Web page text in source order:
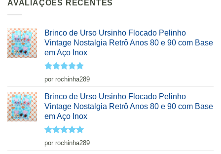
AVALIAÇÕES RECENTES
Brinco de Urso Ursinho Flocado Pelinho
Vintage Nostalgia Retrô Anos 80 e 90 com Base
em Aço Inox
Avaliação5
de 5
por rochinha289
Brinco de Urso Ursinho Flocado Pelinho
Vintage Nostalgia Retrô Anos 80 e 90 com Base
em Aço Inox
Avaliação5
de 5
por rochinha289